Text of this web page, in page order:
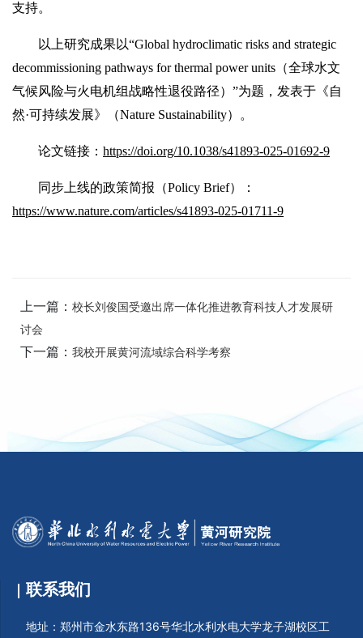
支持。
以上研究成果以“Global hydroclimatic risks and strategic
decommissioning pathways for thermal power units（全球水文
气候风险与火电机组战略性退役路径）”为题，发表于《自
然·可持续发展》（Nature Sustainability）。
论文链接： https://doi.org/10.1038/s41893-025-01692-9
同步上线的政策简报（Policy Brief）：
https://www.nature.com/articles/s41893-025-01711-9
上一篇： 校长刘俊国受邀出席一体化推进教育科技人才发展研
讨会
下一篇： 我校开展黄河流域综合科学考察
联系我们
地址：郑州市金水东路136号华北水利水电大学龙子湖校区工